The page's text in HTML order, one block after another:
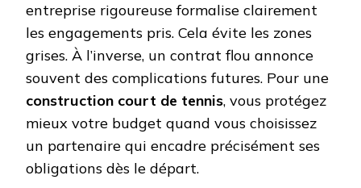
entreprise rigoureuse formalise clairement
les engagements pris. Cela évite les zones
grises. À l’inverse, un contrat flou annonce
souvent des complications futures. Pour une
construction court de tennis, vous protégez
mieux votre budget quand vous choisissez
un partenaire qui encadre précisément ses
obligations dès le départ.